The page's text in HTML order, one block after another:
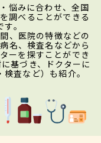
悩みに合わせ、全国
調べることができる
。
、医院の特徴などの
名、検査名などから
ーを探すことができ
基づき、ドクターに
査など）も紹介。